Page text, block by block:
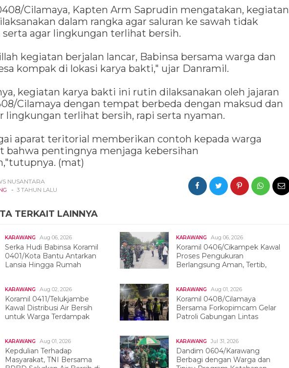
Cilamaya, Kapten Arm Saprudin mengatakan, kegiatan
dalam rangka agar saluran ke sawah tidak
agar lingkungan terlihat bersih.
kegiatan berjalan lancar, Babinsa bersama warga dan
kompak di lokasi karya bakti," ujar Danramil.
kegiatan karya bakti ini rutin dilaksanakan oleh jajaran
Cilamaya dengan tempat berbeda dengan maksud dan
lingkungan terlihat bersih, rapi serta nyaman.
aparat teritorial memberikan contoh kepada warga
bahwa pentingnya menjaga kebersihan
(mat)
NUSANTARA
- 3 TAHUN LALU
TERKAIT LAINNYA
KARAWANG Aug 06, 2026
Serka Hudi Babinsa Koramil
0401/Kota Bantu Antarkan
Lansia Hingga Rumah
KARAWANG Aug 06, 2026
Koramil 0406/Cikampek Kawal
Proses Pengukuran
Berlangsung Aman, Tertib,
KARAWANG Aug 02, 2026
Koramil 0411/Telukjambe
Kawal Distribusi Air Bersih
untuk Warga Terdampak
KARAWANG Aug 01, 2026
Koramil 0408/Cilamaya
Bersama Forkopimcam Gelar
Patroli Gabungan Lintas
KARAWANG Aug 01, 2026
Kepdulian Terhadap
Masyarakat, TNI Bersama
KARAWANG Jul 31, 2026
Dandim 0604/Karawang
Berbagi dengan Warga dan